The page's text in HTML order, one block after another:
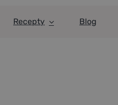
Recepty Blog